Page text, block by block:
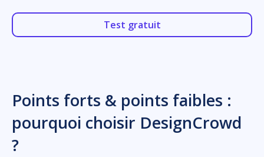
Test gratuit
Points forts & points faibles :
pourquoi choisir DesignCrowd
?